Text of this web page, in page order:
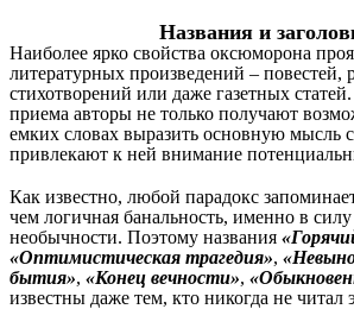
Названия и
Наиболее ярко свойства оксюморона
литературных произведений – повестей,
стихотворений или даже газетных
приема авторы не только получают
емких словах выразить основную мысль
привлекают к ней внимание
Как известно, любой парадокс
чем логичная банальность, именно в
необычности. Поэтому названия
«Оптимистическая трагедия»,
бытия», «Конец вечности»,
известны даже тем, кто никогда не читал